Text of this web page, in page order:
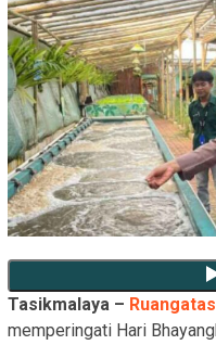
Tasikmalaya –
memperingati Hari